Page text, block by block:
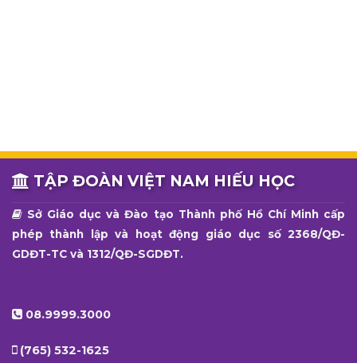
TẬP ĐOÀN VIỆT NAM HIẾU HỌC
Sở Giáo dục và Đào tạo Thành phố Hồ Chí Minh cấp
phép thành lập và hoạt động giáo dục số 2368/QĐ-
GDĐT-TC và 1312/QĐ-SGDĐT.
08.9999.3000
(765) 532-1625